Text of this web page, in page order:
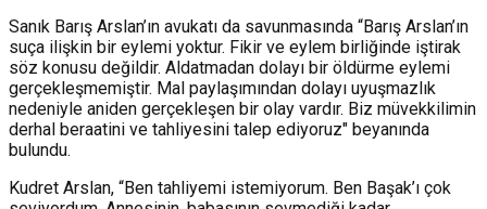
Sanık Barış Arslan’ın avukatı da savunmasında “Barış Arslan’ın
suça ilişkin bir eylemi yoktur. Fikir ve eylem birliğinde iştirak
söz konusu değildir. Aldatmadan dolayı bir öldürme eylemi
gerçekleşmemiştir. Mal paylaşımından dolayı uyuşmazlık
nedeniyle aniden gerçekleşen bir olay vardır. Biz müvekkilimin
derhal beraatini ve tahliyesini talep ediyoruz" beyanında
bulundu.
Kudret Arslan, “Ben tahliyemi istemiyorum. Ben Başak’ı çok